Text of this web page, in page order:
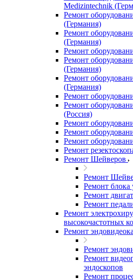
Medizintechnik
Ремонт
(Германия)
Ремонт
(Германия)
Ремонт
Ремонт
(Германия)
Ремонт
(Германия)
Ремонт
Ремонт
(Россия)
Ремонт
Ремонт
Ремонт
Ремонт
Ремонт Шейверов
Ремонт
Ремонт блока
Ремонт
Ремонт
Ремонт
высокочастотных
Ремонт
Ремонт
Ремонт
эндоскопов
Ремонт